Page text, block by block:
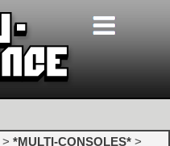
> *MULTI-CONSOLES* >